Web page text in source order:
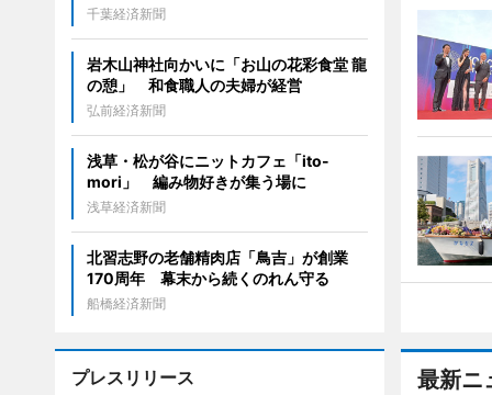
最新ニ
千葉経済新聞
岩木山神社向かいに「お山の花彩食堂 龍
の憩」 和食職人の夫婦が経営
弘前経済新聞
浅草・松が谷にニットカフェ「ito-
mori」 編み物好きが集う場に
浅草経済新聞
北習志野の老舗精肉店「鳥吉」が創業
170周年 幕末から続くのれん守る
船橋経済新聞
プレスリリース